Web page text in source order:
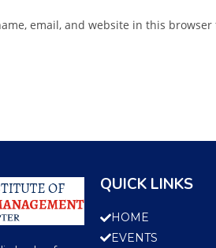
email, and website in this
QUICK LINKS
HOME
EVENTS